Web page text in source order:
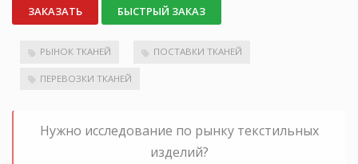
ЗАКАЗАТЬ БЫСТРЫЙ ЗАКАЗ
РЫНОК ТКАНЕЙ ПОСТАВКИ ТКАНЕЙ
ПЕРЕВОЗКИ ТКАНЕЙ
Нужно исследование по рынку текстильных
изделий?